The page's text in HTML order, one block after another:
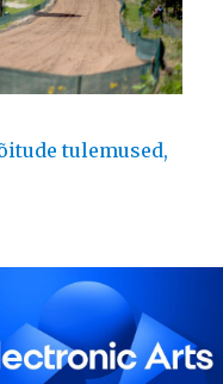
tulemused,